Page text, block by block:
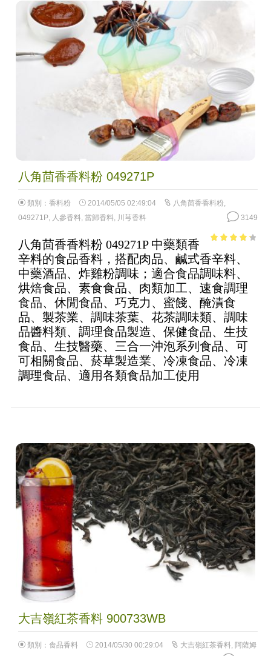
八角茴香香料粉 049271P
類別： 香料粉 2014/05/05 02:49:04 八角茴香香料粉,
049271P, 人參香料 當歸香料 川芎香料 3149
of 5
八角茴香香料粉 049271P 中藥類香
辛料的食品香料，搭配肉品、鹹式香辛料、
中藥酒品、炸雞粉調味；適合食品調味料、
烘焙食品、素食食品、肉類加工、速食調理
食品、休閒食品、巧克力、蜜餞、醃漬食
品、製茶業、調味茶葉、花茶調味類、調味
品醬料類、調理食品製造、保健食品、生技
食品、生技醫藥、三合一沖泡系列食品、可
可相關食品、菸草製造業、冷凍食品、冷凍
調理食品、適用各類食品加工使用
大吉嶺紅茶香料 900733WB
類別： 食品香料 2014/05/30 00:29:04 大吉嶺紅茶香料, 阿薩姆